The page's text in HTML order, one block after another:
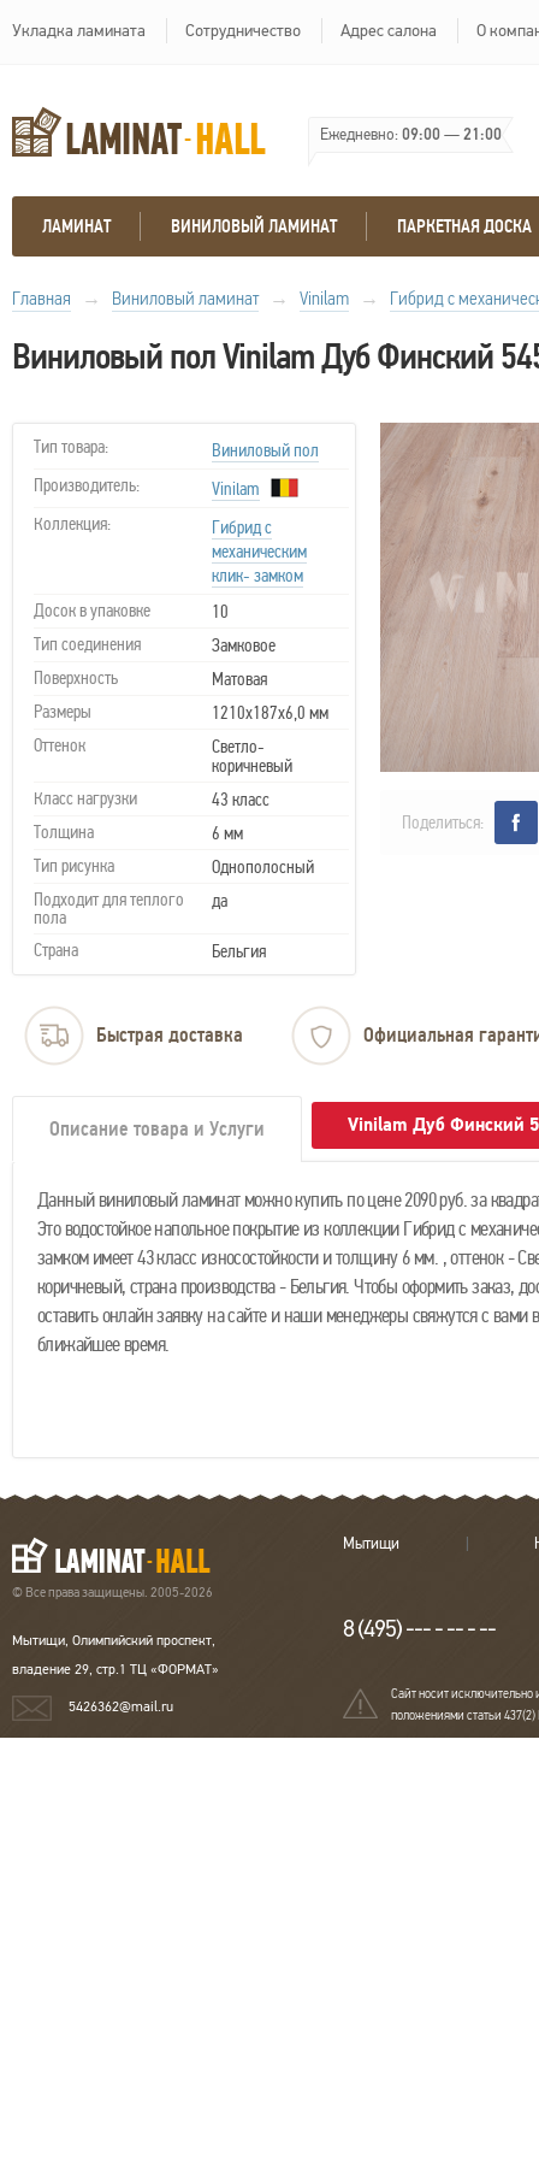
Укладка ламината Сотрудничество Адрес салона О
Ежедневно:09:00—21:00
ЛАМИНАТ ВИНИЛОВЫЙ ЛАМИНАТ ПАРКЕТНАЯ ДОСКА
Главная → Виниловый ламинат → Vinilam → Гибрид с
Виниловый пол Vinilam Дуб Финский
Тип товара:
Виниловый пол
Производитель:
Vinilam
Коллекция:
Гибрид с
механическим
клик- замком
Досок в упаковке
10
Тип соединения
Замковое
Поверхность
Матовая
Размеры
1210х187х6,0 мм
Оттенок
Светло-
коричневый
Класс нагрузки
43 класс
Толщина
6 мм
Тип рисунка
Однополосный
Подходит для теплого
пола
да
Страна Бельгия
Поделиться:
Быстрая доставка Официальная
Описание товара и Услуги Vinilam Дуб Финский
Данный виниловый ламинат можно купить по цене 2090 руб. за
Это водостойкое напольное покрытие из коллекции Гибрид с
замком имеет 43 класс износостойкости и толщину 6 мм. , оттенок -
коричневый, страна производства - Бельгия. Чтобы оформить заказ,
оставить онлайн заявку на сайте и наши менеджеры свяжутся с вами
ближайшее время.
© Все права защищены. 2005-2026
Мытищи, Олимпийский проспект,
владение 29, стр.1 ТЦ «ФОРМАТ»
5426362@mail.ru
Мытищи
8 (495) --- - -- - --
Сайт носит исключительно
положениями статьи